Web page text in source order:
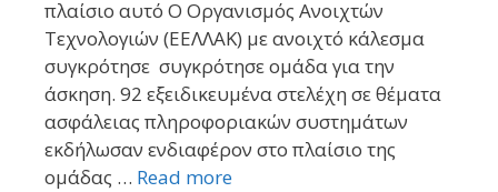
πλαίσιο αυτό Ο Οργανισμός Ανοιχτών
Τεχνολογιών (ΕΕΛΛΑΚ) με ανοιχτό κάλεσμα
συγκρότησε συγκρότησε ομάδα για την
άσκηση. 92 εξειδικευμένα στελέχη σε θέματα
ασφάλειας πληροφοριακών συστημάτων
εκδήλωσαν ενδιαφέρον στο πλαίσιο της
ομάδας … Read more